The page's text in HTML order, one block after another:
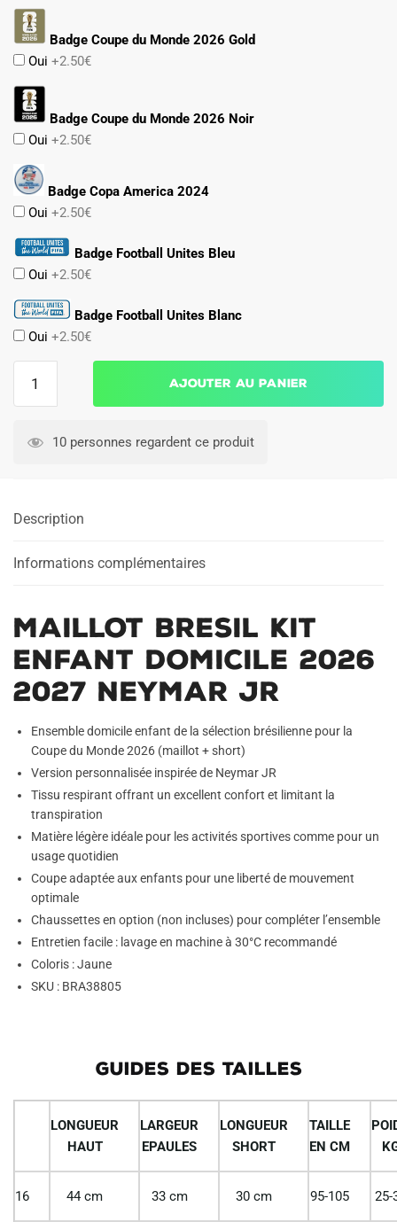
Badge Coupe du Monde 2026 Gold
Oui +2.50€
Badge Coupe du Monde 2026 Noir
Oui +2.50€
Badge Copa America 2024
Oui +2.50€
Badge Football Unites Bleu
Oui +2.50€
Badge Football Unites Blanc
Oui +2.50€
Bresil
2026
Neymar
Ajouter au panier
10 personnes regardent ce produit
Description
Informations complémentaires
Maillot Bresil Kit
Enfant Domicile 2026
2027 Neymar JR
Ensemble domicile enfant de la sélection brésilienne pour la
Coupe du Monde 2026 (maillot + short)
Version personnalisée inspirée de Neymar JR
Tissu respirant offrant un excellent confort et limitant la
transpiration
Matière légère idéale pour les activités sportives comme pour un
usage quotidien
Coupe adaptée aux enfants pour une liberté de mouvement
optimale
Chaussettes en option (non incluses) pour compléter l’ensemble
Entretien facile : lavage en machine à 30°C recommandé
Coloris : Jaune
SKU : BRA38805
GUIDES DES TAILLES
LONGUEUR
HAUT
LARGEUR
EPAULES
LONGUEUR
SHORT
TAILLE
EN CM
16 44 cm 33 cm 30 cm 95-105 25-